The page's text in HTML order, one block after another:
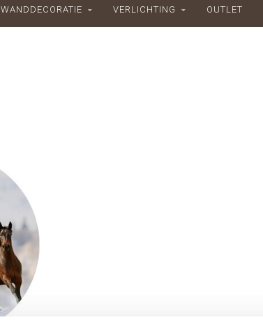
WANDDECORATIE VERLICHTING OUTLET